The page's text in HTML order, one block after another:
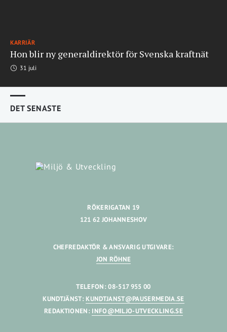
KARRIÄR
Hon blir ny generaldirektör för Svenska kraftnät
31 juli
DET SENASTE
RÖKERIGATAN 19
121 62 JOHANNESHOV
CHEFREDAKTÖR & ANSVARIG UTGIVARE:
JON RÖHNE
TELEFON: 08-517 955 00
KUNDTJÄNST: KUNDTJANST@PAUSERMEDIA.SE
REDAKTIONEN: INFO@MILJO-UTVECKLING.SE